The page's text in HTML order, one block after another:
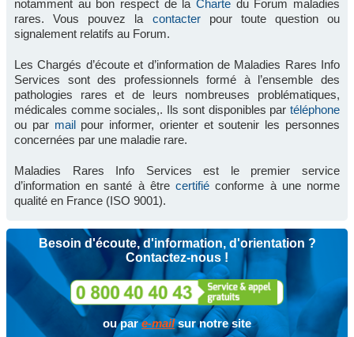
notamment au bon respect de la Charte du Forum maladies
rares. Vous pouvez la contacterpour toute question ou
signalement relatifs au Forum.
Les Chargés d’écoute et d’information de Maladies Rares Info
Services sont des professionnels formé à l’ensemble des
pathologies rares et de leurs nombreuses problématiques,
médicales comme sociales,. Ils sont disponibles par téléphone
ou par mailpour informer, orienter et soutenir les personnes
concernées par une maladie rare.
Maladies Rares Info Services est le premier service
d’information en santé à êtrecertifié conforme à une norme
qualité en France (ISO 9001).
Besoin d'écoute, d'information, d'orientation ?
Contactez-nous !
ou pare-mailsur notre site